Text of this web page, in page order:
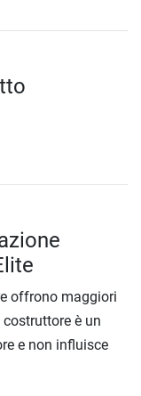
offrono maggiori
è un
e non influisce